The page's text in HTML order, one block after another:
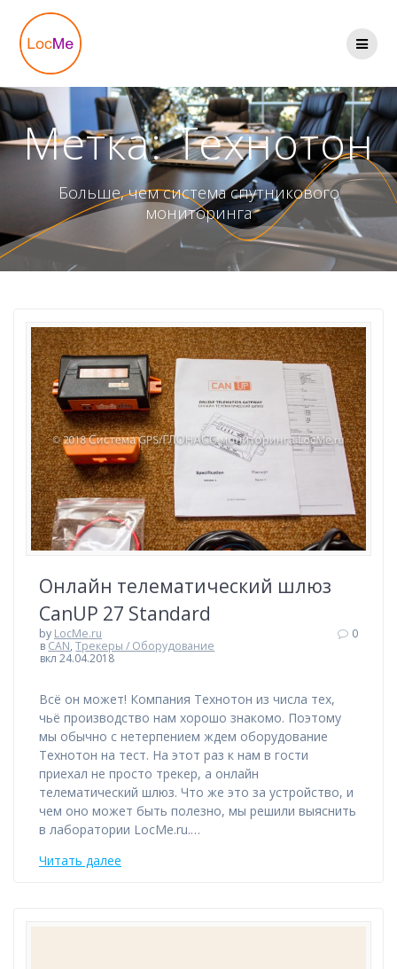
Метка:Технотон
Больше, чем система спутникового
мониторинга
Онлайн телематический шлюз
CanUP 27 Standard
by LocMe.ru
в CAN,Трекеры / Оборудование
вкл 24.04.2018
0
Всё он может! Компания Технотон из числа тех,
чьё производство нам хорошо знакомо. Поэтому
мы обычно с нетерпением ждем оборудование
Технотон на тест. На этот раз к нам в гости
приехал не просто трекер, а онлайн
телематический шлюз. Что же это за устройство, и
чем оно может быть полезно, мы решили выяснить
в лаборатории LocMe.ru.…
Читать далее